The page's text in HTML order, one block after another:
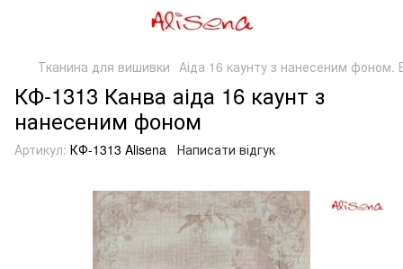
Тканина для вишивки Аіда 16 каунту з нанесеним фоном.
КФ-1313 Канва аіда 16 каунт з
нанесеним фоном
Артикул: КФ-1313 Alisena Написати відгук